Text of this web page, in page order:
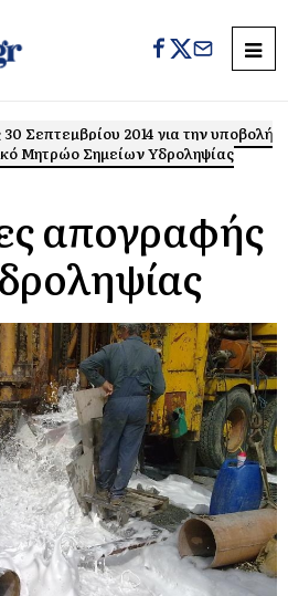
Σεπτεμβρίου 2014 για την υποβολή
Μητρώο Σημείων Υδροληψίας
απογραφής